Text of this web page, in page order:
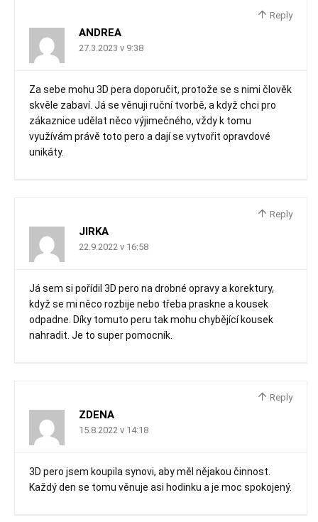
Reply
ANDREA
27.3.2023 v 9:38
Za sebe mohu 3D pera doporučit, protože se s nimi člověk
skvěle zabaví. Já se věnuji ruční tvorbě, a když chci pro
zákaznice udělat něco výjimečného, vždy k tomu
využívám právě toto pero a dají se vytvořit opravdové
unikáty.
Reply
JIRKA
22.9.2022 v 16:58
Já sem si pořídil 3D pero na drobné opravy a korektury,
když se mi něco rozbije nebo třeba praskne a kousek
odpadne. Díky tomuto peru tak mohu chybějící kousek
nahradit. Je to super pomocník.
Reply
ZDENA
15.8.2022 v 14:18
3D pero jsem koupila synovi, aby měl nějakou činnost.
Každý den se tomu věnuje asi hodinku a je moc spokojený.